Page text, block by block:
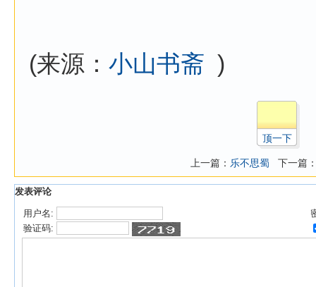
(来源： 小山书斋 )
顶一下
上一篇： 乐不思蜀 下一篇
发表评论
用户名:
验证码: